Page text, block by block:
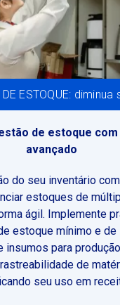
DE ESTOQUE: diminua
de estoque
avançado
do seu inventário
estoques de
ágil. Implemente
estoque mínimo e de
insumos para
de
seu uso em